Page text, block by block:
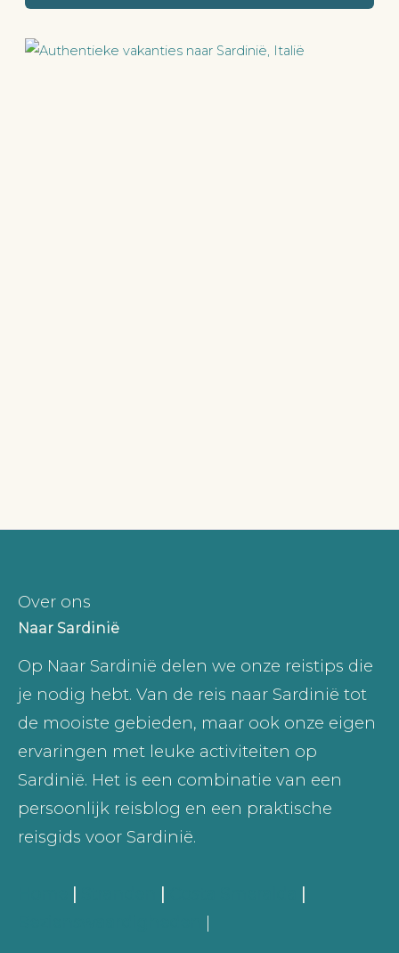
Over ons
Naar Sardinië
Op Naar Sardinië delen we onze reistips die
je nodig hebt. Van de reis naar Sardinië tot
de mooiste gebieden, maar ook onze eigen
ervaringen met leuke activiteiten op
Sardinië. Het is een combinatie van een
persoonlijk reisblog en een praktische
reisgids voor Sardinië.
| |
|
|